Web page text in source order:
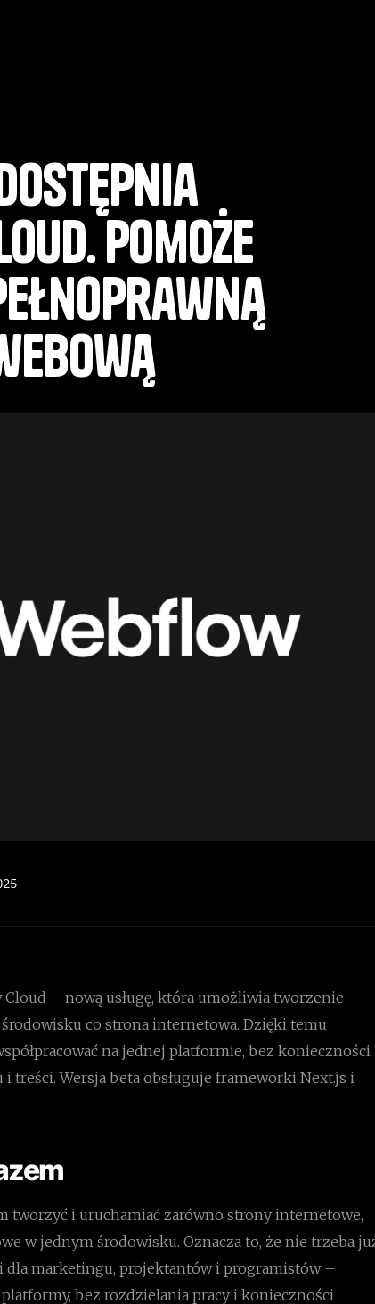
Pomoże
– nową usługę, która umożliwia tworzenie
co strona internetowa. Dzięki temu
na jednej platformie, bez konieczności
treści. Wersja beta obsługuje frameworki Next.js i
tworzyć i uruchamiać zarówno strony internetowe,
w jednym środowisku. Oznacza to, że nie trzeba
dla marketingu, projektantów i programistów –
bez rozdzielania pracy i konieczności